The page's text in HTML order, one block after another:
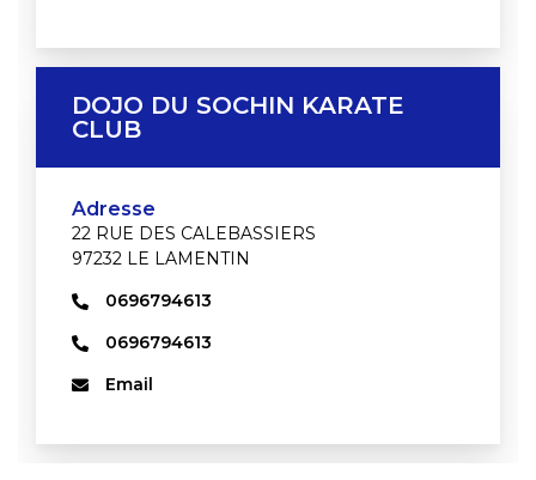
DOJO DU SOCHIN KARATE
CLUB
Adresse
22 RUE DES CALEBASSIERS
97232 LE LAMENTIN
0696794613
0696794613
Email